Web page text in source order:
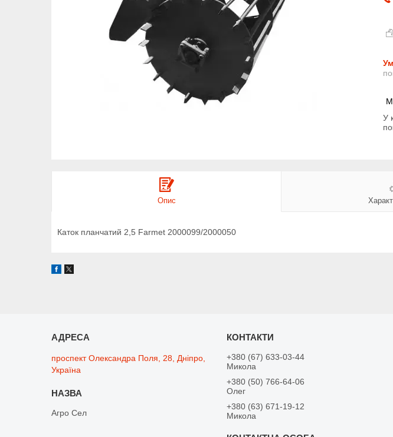
У
Опис
Каток планчатий 2,5 Farmet 2000099/2000050
проспект Олександра Поля, 28, Дніпро,
Україна
Агро Сел
+380 (67) 633-03-44
Микола
+380 (50) 766-64-06
Олег
+380 (63) 671-19-12
Микола